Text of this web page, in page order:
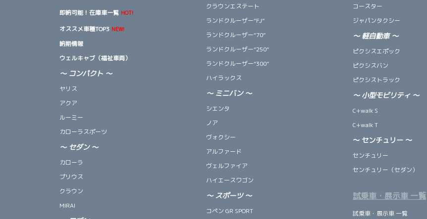
即納可能！在庫車一覧 HOT!
オススメ車種TOP3 NEW!
納期情報
ウェルキャブ（福祉車両）
～ コンパクト ～
ヤリス
アクア
ルーミー
カローラスポーツ
～ セダン ～
カローラ
プリウス
クラウン
MIRAI
クラウンエステート
ランドクルーザー“FJ”
ランドクルーザー“70”
ランドクルーザー“250”
ランドクルーザー“300”
ハイラックス
～ ミニバン ～
シエンタ
ノア
ヴォクシー
アルファード
ヴェルファイア
ハイエースワゴン
～ スポーツ ～
コペン GR SPORT
コースター
ジャパンタクシー
～ 軽自動車～
ピクシスエポック
ピクシスバン
ピクシストラック
～ 小型モビリティ ～
C+walk S
C+walk T
～ センチュリー ～
センチュリー
センチュリー（セダン）
試乗車・展示車 一覧
試乗車・展示車 一覧